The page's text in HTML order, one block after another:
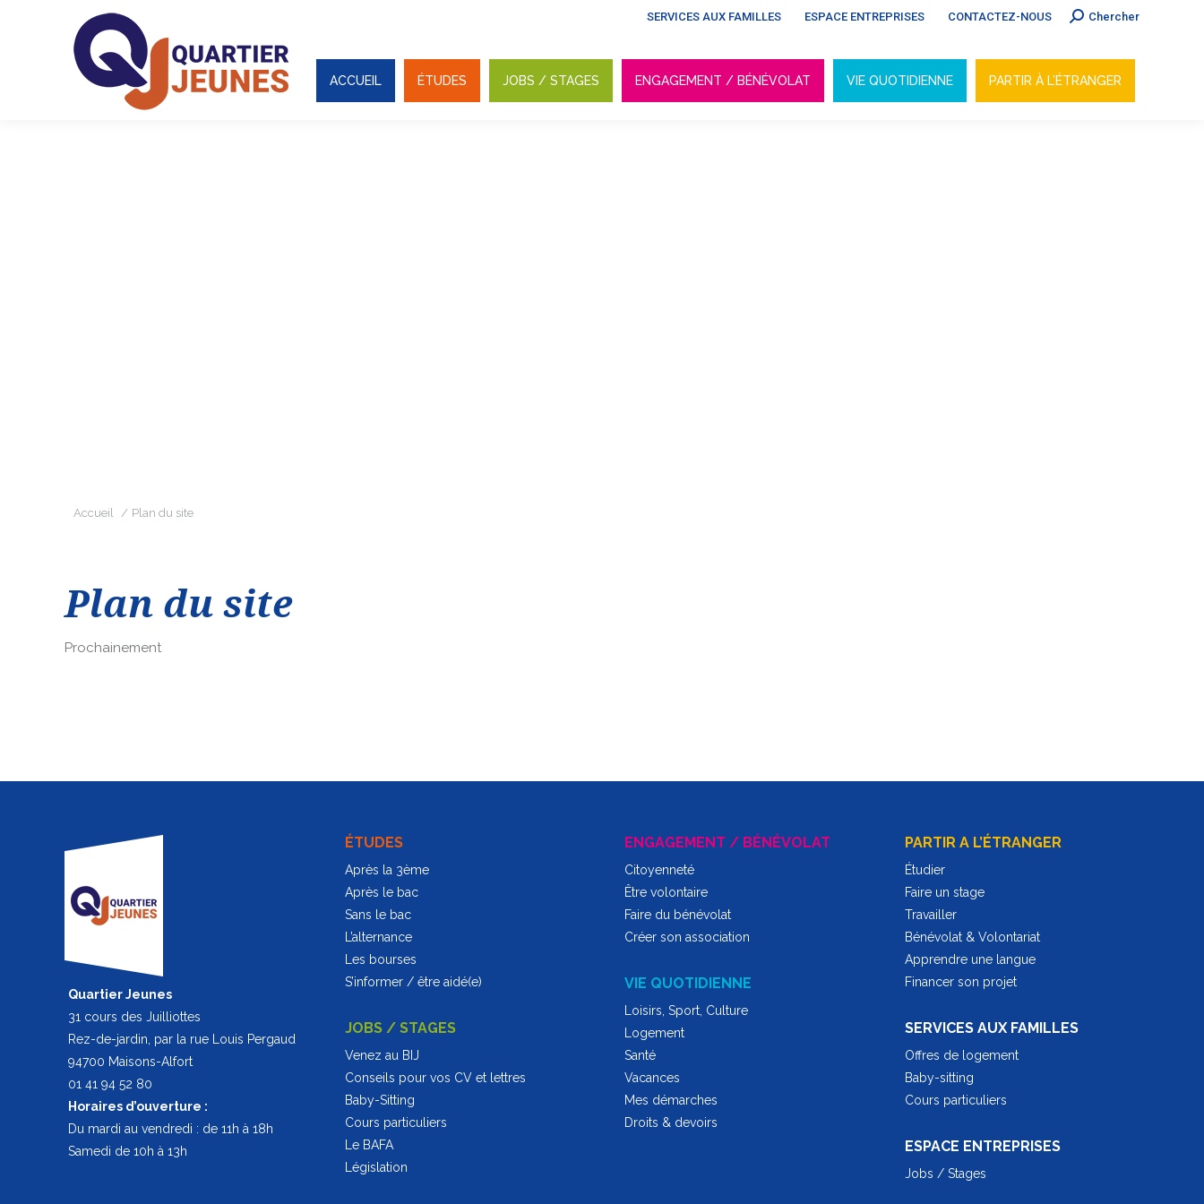
SERVICES AUX FAMILLES ESPACE ENTREPRISES CONTACTEZ-NOUS Search:Chercher
ACCUEIL ÉTUDES JOBS / STAGES ENGAGEMENT / BÉNÉVOLAT VIE QUOTIDIENNE PARTIR À L’ÉTRANGER
Vous êtes ici :
Accueil Plan du site
Plan du site
Prochainement
Quartier Jeunes
31 cours des Juilliottes
Rez-de-jardin, par la rue Louis Pergaud
94700 Maisons-Alfort
01 41 94 52 80
Horaires d’ouverture :
Du mardi au vendredi : de 11h à 18h
Samedi de 10h à 13h
ÉTUDES
Après la 3ème
Après le bac
Sans le bac
L’alternance
Les bourses
S’informer / être aidé(e)
JOBS / STAGES
Venez au BIJ
Conseils pour vos CV et lettres
Baby-Sitting
Cours particuliers
Le BAFA
Législation
ENGAGEMENT / BÉNÉVOLAT
Citoyenneté
Être volontaire
Faire du bénévolat
Créer son association
VIE QUOTIDIENNE
Loisirs, Sport, Culture
Logement
Santé
Vacances
Mes démarches
Droits & devoirs
PARTIR A L’ÉTRANGER
Étudier
Faire un stage
Travailler
Bénévolat & Volontariat
Apprendre une langue
Financer son projet
SERVICES AUX FAMILLES
Offres de logement
Baby-sitting
Cours particuliers
ESPACE ENTREPRISES
Jobs / Stages